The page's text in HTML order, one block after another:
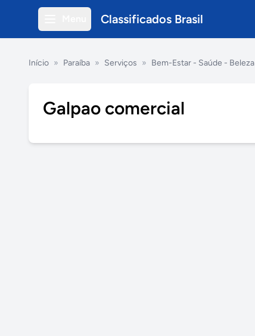
Classificados Brasil
Início » Paraíba » Serviços » Bem-Estar - Saúde - Beleza
Galpao comercial